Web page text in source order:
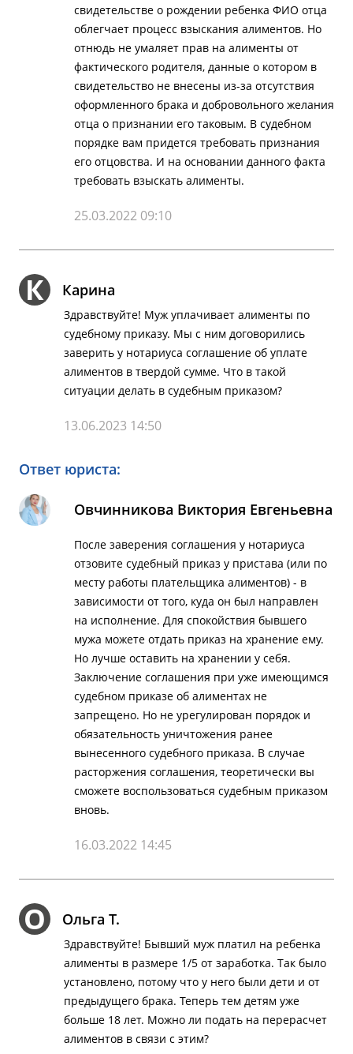
свидетельстве о рождении ребенка ФИО отца
облегчает процесс взыскания алиментов. Но
отнюдь не умаляет прав на алименты от
фактического родителя, данные о котором в
свидетельство не внесены из-за отсутствия
оформленного брака и добровольного желания
отца о признании его таковым. В судебном
порядке вам придется требовать признания
его отцовства. И на основании данного факта
требовать взыскать алименты.
25.03.2022 09:10
К Карина
Здравствуйте! Муж уплачивает алименты по
судебному приказу. Мы с ним договорились
заверить у нотариуса соглашение об уплате
алиментов в твердой сумме. Что в такой
ситуации делать в судебным приказом?
13.06.2023 14:50
Ответ юриста:
Овчинникова Виктория Евгеньевна
После заверения соглашения у нотариуса
отзовите судебный приказ у пристава (или по
месту работы плательщика алиментов) - в
зависимости от того, куда он был направлен
на исполнение. Для спокойствия бывшего
мужа можете отдать приказ на хранение ему.
Но лучше оставить на хранении у себя.
Заключение соглашения при уже имеющимся
судебном приказе об алиментах не
запрещено. Но не урегулирован порядок и
обязательность уничтожения ранее
вынесенного судебного приказа. В случае
расторжения соглашения, теоретически вы
сможете воспользоваться судебным приказом
вновь.
16.03.2022 14:45
О Ольга Т.
Здравствуйте! Бывший муж платил на ребенка
алименты в размере 1/5 от заработка. Так было
установлено, потому что у него были дети и от
предыдущего брака. Теперь тем детям уже
больше 18 лет. Можно ли подать на перерасчет
алиментов в связи с этим?